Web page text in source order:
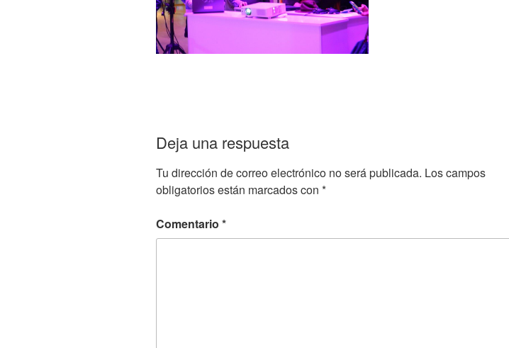
Deja una respuesta
Tu dirección de correo electrónico no será publicada. Los campos
obligatorios están marcados con *
Comentario *